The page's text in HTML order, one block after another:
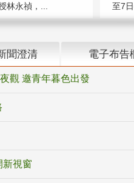
林永禎，...
至7
聞澄清 電子布告
觀 邀青年暮色出發